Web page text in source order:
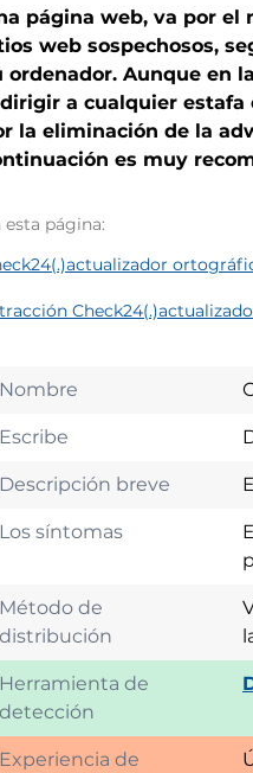
página web, va por el
web sospechosos,
ordenador. Aunque en
a cualquier estafa
la eliminación de la
es muy
esta página:
Nombre
Escribe
Descripción breve
Los síntomas
Método de
distribución
Herramienta de
detección
Experiencia de